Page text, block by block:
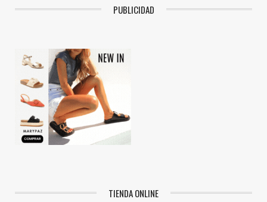
PUBLICIDAD
TIENDA ONLINE